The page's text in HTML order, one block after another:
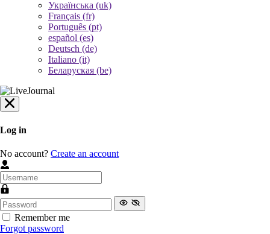
Українська (uk)
Français (fr)
Português (pt)
español (es)
Deutsch (de)
Italiano (it)
Беларуская (be)
Log in
No account? Create an account
Remember me
Forgot password